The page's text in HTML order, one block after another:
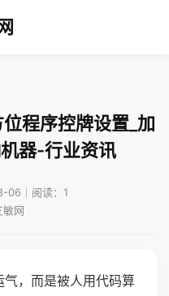
程序控牌设置_加
器-行业资讯
06｜阅读：1
敏网
，而是被人用代码算